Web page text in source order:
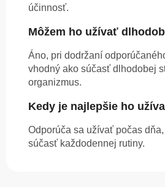
účinnosť.
Môžem ho užívať
Áno, pri dodržaní
vhodný ako súčasť dlhodobej
organizmus.
Kedy je najlepšie ho
Odporúča sa užívať počas
súčasť každodennej rutiny.